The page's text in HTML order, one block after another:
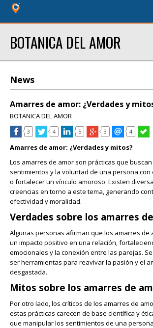
BOTANICA DEL AMOR
News
Amarres de amor: ¿Verdades y
BOTANICA DEL AMOR
3 4 5 3 4
Amarres de amor: ¿Verdades y mitos?
Los amarres de amor son prácticas que
sentimientos y la voluntad de una persona
o fortalecer un vínculo amoroso. Existen
creencias en torno a este tema, generando
efectividad y moralidad.
Verdades sobre los amarres
Algunas personas afirman que los amarres de
un impacto positivo en una relación,
emocionales y la conexión entre las parejas.
ser herramientas para reavivar la pasión y el
desgastada.
Mitos sobre los amarres de
Por otro lado, los críticos de los amarres de
estas prácticas carecen de base científica y
que manipular los sentimientos de una